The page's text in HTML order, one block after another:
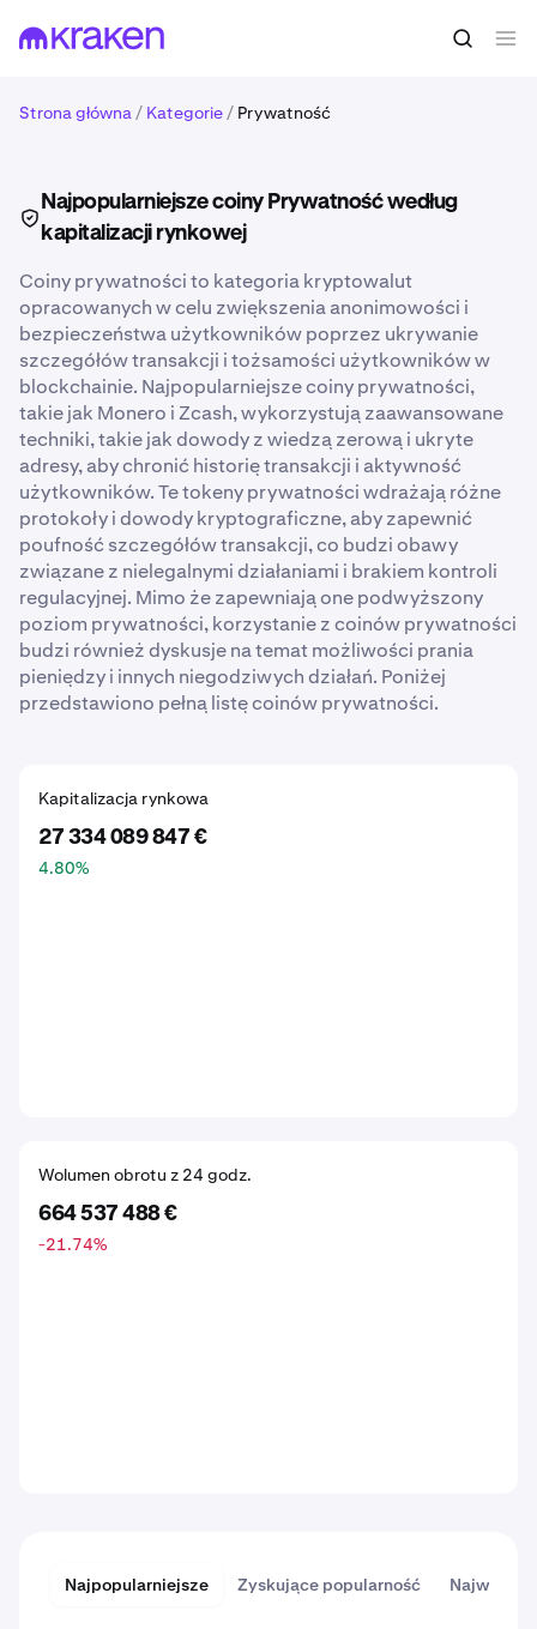
Strona główna/ Kategorie/ Prywatność
Najpopularniejsze coiny Prywatność według
kapitalizacji rynkowej
Coiny prywatności to kategoria kryptowalut
opracowanych w celu zwiększenia anonimowości i
bezpieczeństwa użytkowników poprzez ukrywanie
szczegółów transakcji i tożsamości użytkowników w
blockchainie. Najpopularniejsze coiny prywatności,
takie jak Monero i Zcash, wykorzystują zaawansowane
techniki, takie jak dowody z wiedzą zerową i ukryte
adresy, aby chronić historię transakcji i aktywność
użytkowników. Te tokeny prywatności wdrażają różne
protokoły i dowody kryptograficzne, aby zapewnić
poufność szczegółów transakcji, co budzi obawy
związane z nielegalnymi działaniami i brakiem kontroli
regulacyjnej. Mimo że zapewniają one podwyższony
poziom prywatności, korzystanie z coinów prywatności
budzi również dyskusje na temat możliwości prania
pieniędzy i innych niegodziwych działań. Poniżej
przedstawiono pełną listę coinów prywatności.
Kapitalizacja rynkowa
27 334 089 847 €
4.80%
Wolumen obrotu z 24 godz.
664 537 488 €
-21.74%
Najpopularniejsze Zyskujące popularność